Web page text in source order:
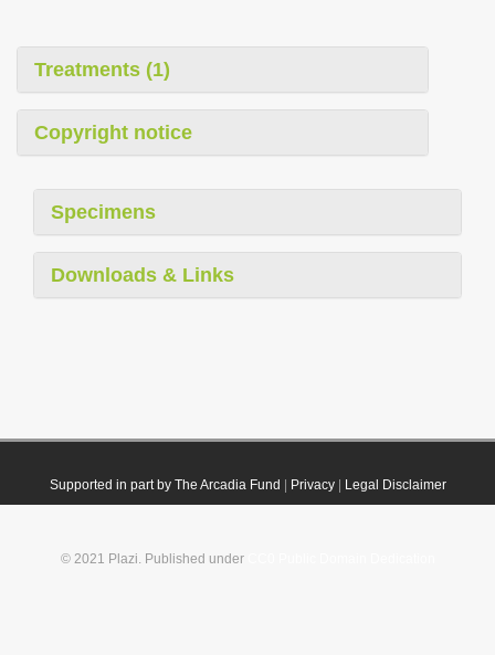
Treatments (1)
Copyright notice
Specimens
Downloads & Links
Supported in part by The Arcadia Fund Privacy| Legal Disclaimer
© 2021 Plazi. Published under